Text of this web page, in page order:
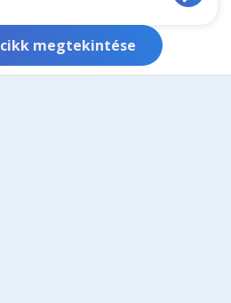
cikk megtekintése